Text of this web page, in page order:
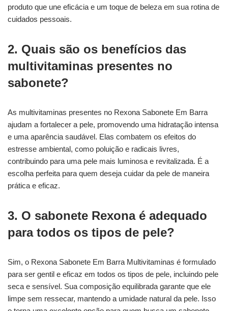
produto que une eficácia e um toque de beleza em sua rotina de
cuidados pessoais.
2. Quais são os benefícios das
multivitaminas presentes no
sabonete?
As multivitaminas presentes no Rexona Sabonete Em Barra
ajudam a fortalecer a pele, promovendo uma hidratação intensa
e uma aparência saudável. Elas combatem os efeitos do
estresse ambiental, como poluição e radicais livres,
contribuindo para uma pele mais luminosa e revitalizada. É a
escolha perfeita para quem deseja cuidar da pele de maneira
prática e eficaz.
3. O sabonete Rexona é adequado
para todos os tipos de pele?
Sim, o Rexona Sabonete Em Barra Multivitaminas é formulado
para ser gentil e eficaz em todos os tipos de pele, incluindo pele
seca e sensível. Sua composição equilibrada garante que ele
limpe sem ressecar, mantendo a umidade natural da pele. Isso